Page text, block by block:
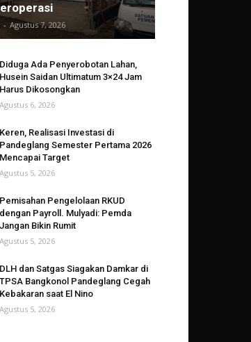
- Agustus 7, 2026
Diduga Ada Penyerobotan Lahan,
Husein Saidan Ultimatum 3×24 Jam
Harus Dikosongkan
Agustus 6, 2026
Keren, Realisasi Investasi di
Pandeglang Semester Pertama 2026
Mencapai Target
Agustus 5, 2026
Pemisahan Pengelolaan RKUD
dengan Payroll. Mulyadi: Pemda
Jangan Bikin Rumit
Agustus 5, 2026
DLH dan Satgas Siagakan Damkar di
TPSA Bangkonol Pandeglang Cegah
Kebakaran saat El Nino
Agustus 5, 2026